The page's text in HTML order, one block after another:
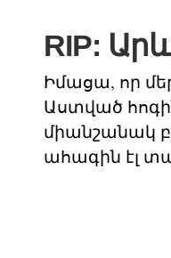
RIP:
Իմացա, որ
Աստված
միանշանակ
ահագին էլ